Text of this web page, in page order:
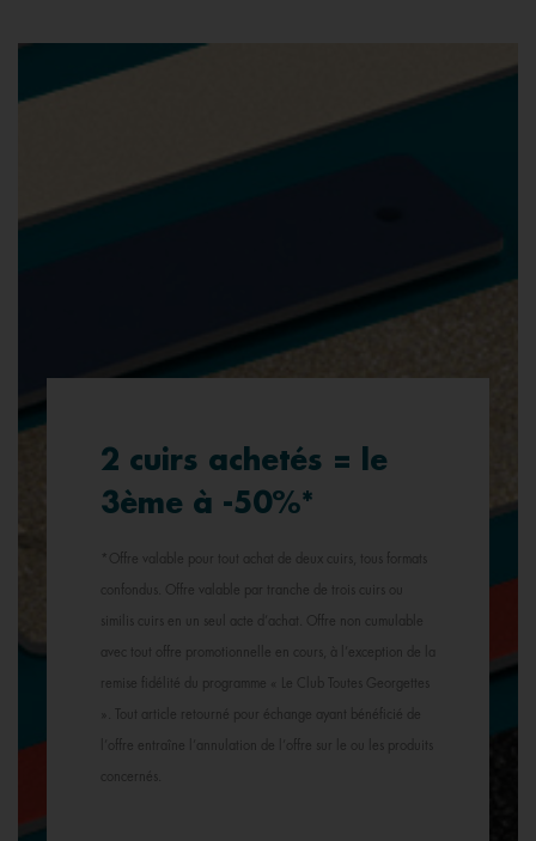
2 cuirs achetés = le
3ème à -50%*
*Offre valable pour tout achat de deux cuirs, tous formats
confondus. Offre valable par tranche de trois cuirs ou
similis cuirs en un seul acte d’achat. Offre non cumulable
avec tout offre promotionnelle en cours, à l’exception de la
remise fidélité du programme « Le Club Toutes Georgettes
». Tout article retourné pour échange ayant bénéficié de
l’offre entraîne l’annulation de l’offre sur le ou les produits
concernés.